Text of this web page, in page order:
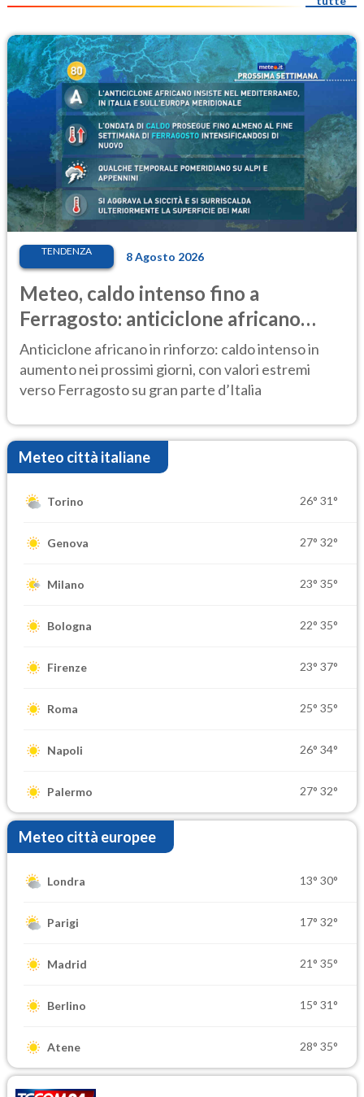
TENDENZA 8 Agosto 2026
Meteo, caldo intenso fino a
Ferragosto: anticiclone africano
ancora protagonista
Anticiclone africano in rinforzo: caldo intenso in
aumento nei prossimi giorni, con valori estremi
verso Ferragosto su gran parte d’Italia
Meteo città italiane
Torino 26° 31°
Genova 27° 32°
Milano 23° 35°
Bologna 22° 35°
Firenze 23° 37°
Roma 25° 35°
Napoli 26° 34°
Palermo 27° 32°
Meteo città europee
Londra 13° 30°
Parigi 17° 32°
Madrid 21° 35°
Berlino 15° 31°
Atene 28° 35°